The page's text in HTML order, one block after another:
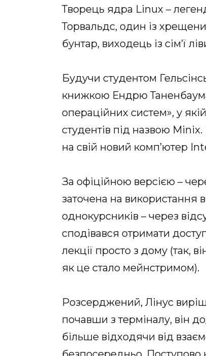
Творець ядра Linux –
Торвальдс, один із
бунтар, виходець із сім’ї
Будучи студентом
книжкою Ендрю
операційних систем», у
студентів під назвою
на свій новий комп’ютер
За офіційною версією –
заточена на використання
однокурсників – через
сподівався отримати
лекції просто з дому (так,
як це стало мейнстримом).
Розсерджений, Лінус
почавши з терміналу, він
більше відходячи від